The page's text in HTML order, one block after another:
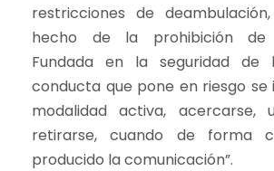
restricciones de
hecho de la prohibición de
Fundada en la seguridad
conducta que pone en riesgo
modalidad activa, acercarse,
retirarse, cuando de forma
producido la comunicación”.